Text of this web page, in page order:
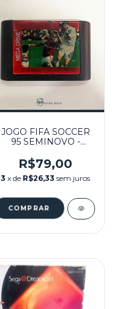
JOGO FIFA SOCCER
95 SEMINOVO -
R$79,00
3 x de R$26,33 sem juros